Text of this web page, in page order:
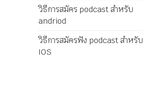
วิธีการสมัคร podcast สำหรับ
andriod
วิธีการสมัครฟัง podcast สำหรับ
IOS